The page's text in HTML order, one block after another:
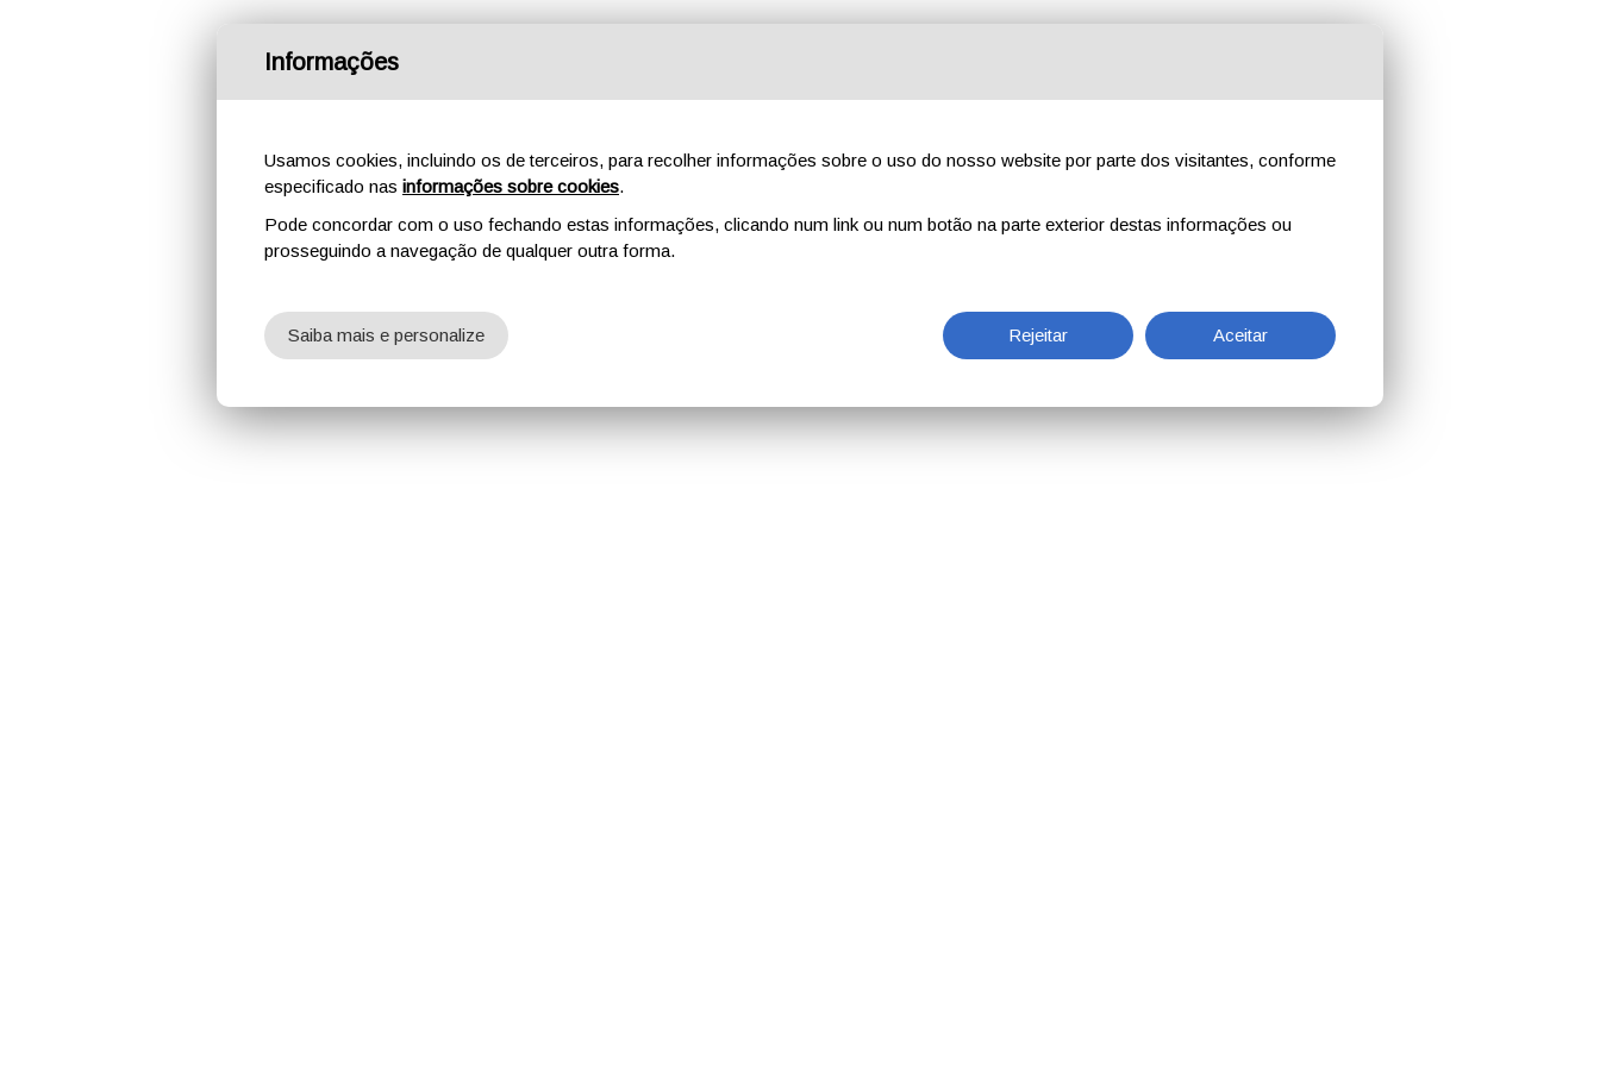
Informações
Usamos cookies, incluindo os de terceiros, para recolher informações sobre o uso do nosso website por parte dos visitantes, conforme
especificado nas informações sobre cookies.
Pode concordar com o uso fechando estas informações, clicando num link ou num botão na parte exterior destas informações ou
prosseguindo a navegação de qualquer outra forma.
Rejeitar Aceitar
Saiba mais e personalize